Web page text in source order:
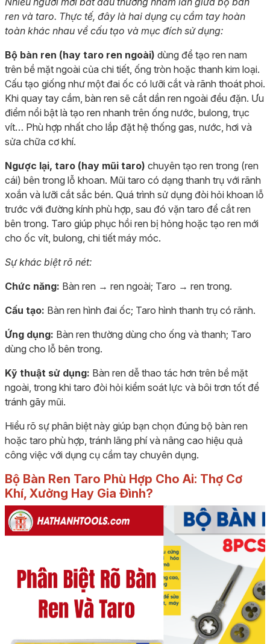
ren và taro. Thực tế, đây là hai dụng cụ cầm tay hoàn
toàn khác nhau về cấu tạo và mục đích sử dụng:
Bộ bàn ren (hay taro ren ngoài) dùng để tạo ren nam
trên bề mặt ngoài của chi tiết, ống tròn hoặc thanh kim loại.
Cấu tạo giống như một đai ốc có lưỡi cắt và rãnh thoát phoi.
Khi quay tay cầm, bàn ren sẽ cắt dần ren ngoài đều đặn. Ưu
điểm nổi bật là tạo ren nhanh trên ống nước, bulong, trục
vít… Phù hợp nhất cho lắp đặt hệ thống gas, nước, hơi và
sửa chữa cơ khí.
Ngược lại, taro (hay mũi taro) chuyên tạo ren trong (ren
cái) bên trong lỗ khoan. Mũi taro có dạng thanh trụ với rãnh
xoắn và lưỡi cắt sắc bén. Quá trình sử dụng đòi hỏi khoan lỗ
trước với đường kính phù hợp, sau đó vặn taro để cắt ren
bên trong. Taro giúp phục hồi ren bị hỏng hoặc tạo ren mới
cho ốc vít, bulong, chi tiết máy móc.
Sự khác biệt rõ nét:
Chức năng: Bàn ren → ren ngoài; Taro → ren trong.
Cấu tạo: Bàn ren hình đai ốc; Taro hình thanh trụ có rãnh.
Ứng dụng: Bàn ren thường dùng cho ống và thanh; Taro
dùng cho lỗ bên trong.
Kỹ thuật sử dụng: Bàn ren dễ thao tác hơn trên bề mặt
ngoài, trong khi taro đòi hỏi kiểm soát lực và bôi trơn tốt để
tránh gãy mũi.
Hiểu rõ sự phân biệt này giúp bạn chọn đúng bộ bàn ren
hoặc taro phù hợp, tránh lãng phí và nâng cao hiệu quả
công việc với dụng cụ cầm tay chuyên dụng.
Bộ Bàn Ren Taro Phù Hợp Cho Ai: Thợ Cơ
Khí, Xưởng Hay Gia Đình?